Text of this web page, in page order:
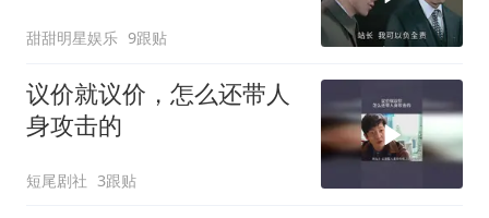
甜甜明星娱乐 9跟贴
议价就议价，怎么还带人
身攻击的
短尾剧社 3跟贴